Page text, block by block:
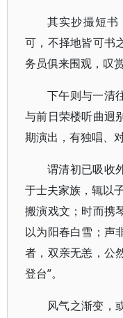
其实抄撮短书
可，不择地皆可书
务员俱来围观，叹
下午则与一清
与前日荣楼听曲迥
期演出，有独唱、
谓清初已吸收
于士夫家族，辄以
搬演戏文；时而携
以为阳春白雪；声
者，双亲无恙，公
登台”。
风气之渐变，